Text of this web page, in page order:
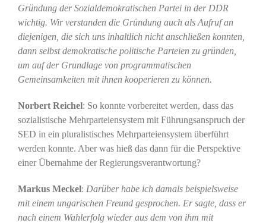
Gründung der Sozialdemokratischen Partei in der DDR
wichtig. Wir verstanden die Gründung auch als Aufruf an
diejenigen, die sich uns inhaltlich nicht anschließen konnten,
dann selbst demokratische politische Parteien zu gründen,
um auf der Grundlage von programmatischen
Gemeinsamkeiten mit ihnen kooperieren zu können.
Norbert Reichel: So konnte vorbereitet werden, dass das
sozialistische Mehrparteiensystem mit Führungsanspruch der
SED in ein pluralistisches Mehrparteiensystem überführt
werden konnte. Aber was hieß das dann für die Perspektive
einer Übernahme der Regierungsverantwortung?
Markus Meckel: Darüber habe ich damals beispielsweise
mit einem ungarischen Freund gesprochen. Er sagte, dass er
nach einem Wahlerfolg wieder aus dem von ihm mit